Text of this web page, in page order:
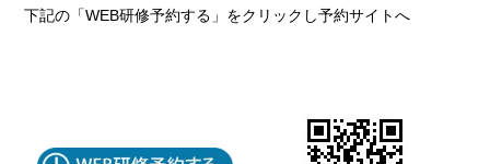
下記の「WEB研修予約する」をクリックし予約サイトへ